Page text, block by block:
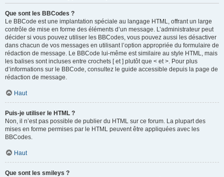
Que sont les BBCodes ?
Le BBCode est une implantation spéciale au langage HTML, offrant un large
contrôle de mise en forme des éléments d’un message. L’administrateur peut
décider si vous pouvez utiliser les BBCodes, vous pouvez aussi les désactiver
dans chacun de vos messages en utilisant l’option appropriée du formulaire de
rédaction de message. Le BBCode lui-même est similaire au style HTML, mais
les balises sont incluses entre crochets [ et ] plutôt que < et >. Pour plus
d’informations sur le BBCode, consultez le guide accessible depuis la page de
rédaction de message.
Haut
Puis-je utiliser le HTML ?
Non, il n’est pas possible de publier du HTML sur ce forum. La plupart des
mises en forme permises par le HTML peuvent être appliquées avec les
BBCodes.
Haut
Que sont les smileys ?